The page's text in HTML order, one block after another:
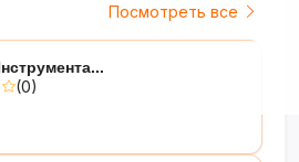
Посмотреть все
(0)